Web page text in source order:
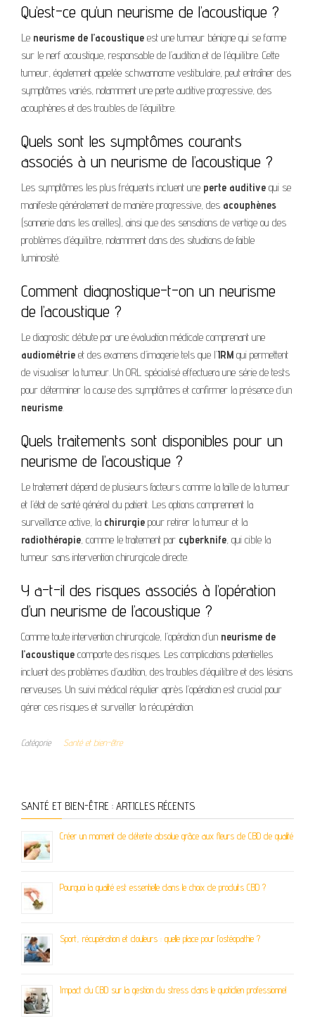
Qu’est-ce qu’un neurisme de l’acoustique ?
Le neurisme de l’acoustique est une tumeur bénigne qui se forme
sur le nerf acoustique, responsable de l’audition et de l’équilibre. Cette
tumeur, également appelée schwannome vestibulaire, peut entraîner des
symptômes variés, notamment une perte auditive progressive, des
acouphènes et des troubles de l’équilibre.
Quels sont les symptômes courants
associés à un neurisme de l’acoustique ?
Les symptômes les plus fréquents incluent une perte auditive qui se
manifeste généralement de manière progressive, des acouphènes
(sonnerie dans les oreilles), ainsi que des sensations de vertige ou des
problèmes d’équilibre, notamment dans des situations de faible
luminosité.
Comment diagnostique-t-on un neurisme
de l’acoustique ?
Le diagnostic débute par une évaluation médicale comprenant une
audiométrie et des examens d’imagerie tels que l’IRM qui permettent
de visualiser la tumeur. Un ORL spécialisé effectuera une série de tests
pour déterminer la cause des symptômes et confirmer la présence d’un
neurisme.
Quels traitements sont disponibles pour un
neurisme de l’acoustique ?
Le traitement dépend de plusieurs facteurs comme la taille de la tumeur
et l’état de santé général du patient. Les options comprennent la
surveillance active, la chirurgie pour retirer la tumeur et la
radiothérapie, comme le traitement par cyberknife, qui cible la
tumeur sans intervention chirurgicale directe.
Y a-t-il des risques associés à l’opération
d’un neurisme de l’acoustique ?
Comme toute intervention chirurgicale, l’opération d’un neurisme de
l’acoustique comporte des risques. Les complications potentielles
incluent des problèmes d’audition, des troubles d’équilibre et des lésions
nerveuses. Un suivi médical régulier après l’opération est crucial pour
gérer ces risques et surveiller la récupération.
Catégorie Santé et bien-être
SANTÉ ET BIEN-ÊTRE : ARTICLES RÉCENTS
Créer un moment de détente absolue grâce aux fleurs de CBD de qualité
Pourquoi la qualité est essentielle dans le choix de produits CBD ?
Sport, récupération et douleurs : quelle place pour l’ostéopathie ?
Impact du CBD sur la gestion du stress dans le quotidien professionnel